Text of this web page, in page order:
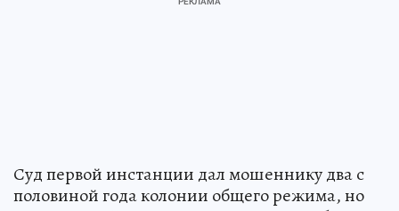
Суд первой инстанции дал мошеннику два с
половиной года колонии общего режима, но